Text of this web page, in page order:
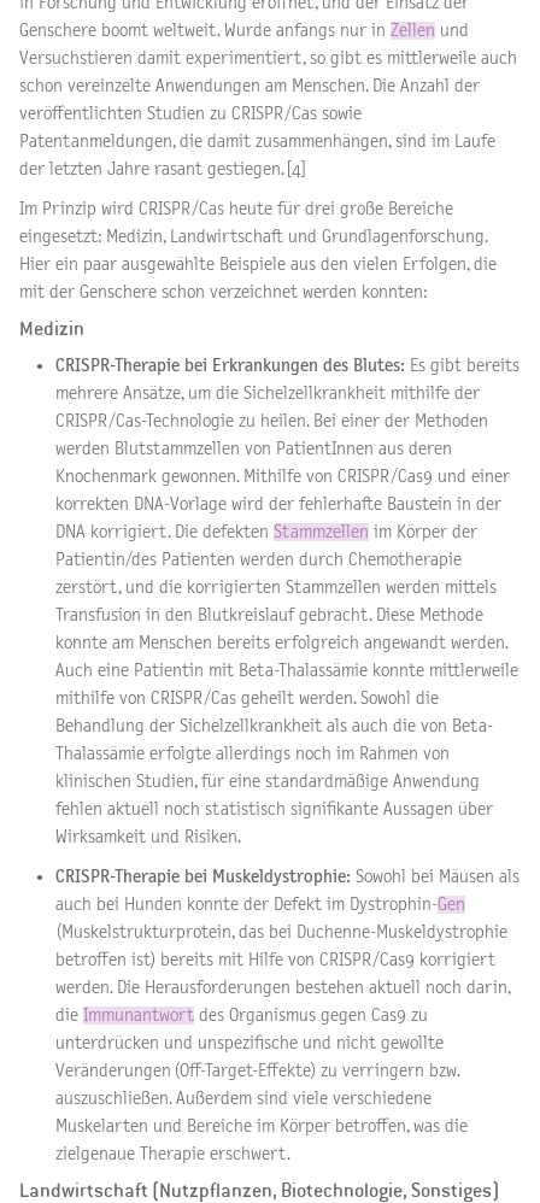
Genschere boomt weltweit. Wurde anfangs nur in Zellen und
Versuchstieren damit experimentiert, so gibt es mittlerweile auch
schon vereinzelte Anwendungen am Menschen. Die Anzahl der
veröffentlichten Studien zu CRISPR/Cas sowie
Patentanmeldungen, die damit zusammenhängen, sind im Laufe
der letzten Jahre rasant gestiegen. [4]
Im Prinzip wird CRISPR/Cas heute für drei große Bereiche
eingesetzt: Medizin, Landwirtschaft und Grundlagenforschung.
Hier ein paar ausgewählte Beispiele aus den vielen Erfolgen, die
mit der Genschere schon verzeichnet werden konnten:
Medizin
CRISPR-Therapie bei Erkrankungen des Blutes: Es gibt bereits
mehrere Ansätze, um die Sichelzellkrankheit mithilfe der
CRISPR/Cas-Technologie zu heilen. Bei einer der Methoden
werden Blutstammzellen von PatientInnen aus deren
Knochenmark gewonnen. Mithilfe von CRISPR/Cas9 und einer
korrekten DNA-Vorlage wird der fehlerhafte Baustein in der
DNA korrigiert. Die defekten Stammzellen im Körper der
Patientin/des Patienten werden durch Chemotherapie
zerstört, und die korrigierten Stammzellen werden mittels
Transfusion in den Blutkreislauf gebracht. Diese Methode
konnte am Menschen bereits erfolgreich angewandt werden.
Auch eine Patientin mit Beta-Thalassämie konnte mittlerweile
mithilfe von CRISPR/Cas geheilt werden. Sowohl die
Behandlung der Sichelzellkrankheit als auch die von Beta-
Thalassämie erfolgte allerdings noch im Rahmen von
klinischen Studien, für eine standardmäßige Anwendung
fehlen aktuell noch statistisch signifikante Aussagen über
Wirksamkeit und Risiken.
CRISPR-Therapie bei Muskeldystrophie: Sowohl bei Mäusen als
auch bei Hunden konnte der Defekt im Dystrophin-Gen
(Muskelstrukturprotein, das bei Duchenne-Muskeldystrophie
betroffen ist) bereits mit Hilfe von CRISPR/Cas9 korrigiert
werden. Die Herausforderungen bestehen aktuell noch darin,
die Immunantwort des Organismus gegen Cas9 zu
unterdrücken und unspezifische und nicht gewollte
Veränderungen (Off-Target-Effekte) zu verringern bzw.
auszuschließen. Außerdem sind viele verschiedene
Muskelarten und Bereiche im Körper betroffen, was die
zielgenaue Therapie erschwert.
Landwirtschaft (Nutzpflanzen, Biotechnologie, Sonstiges)